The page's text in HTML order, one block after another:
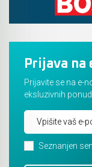
Prijava na
Prijavite se na e-
eksluzivnih
Seznanjen